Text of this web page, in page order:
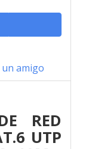
un amigo
RED
UTP